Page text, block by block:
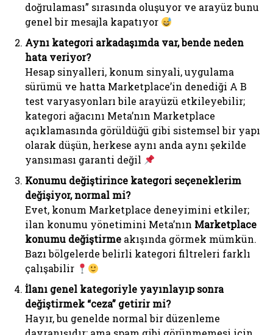
doğrulaması” sırasında oluşuyor ve arayüz bunu
genel bir mesajla kapatıyor
Aynı kategori arkadaşımda var, bende neden
hata veriyor?
Hesap sinyalleri, konum sinyali, uygulama
sürümü ve hatta Marketplace’in denediği A B
test varyasyonları bile arayüzü etkileyebilir;
kategori ağacını Meta’nın Marketplace
açıklamasında görüldüğü gibi sistemsel bir yapı
olarak düşün, herkese aynı anda aynı şekilde
yansıması garanti değil
Konumu değiştirince kategori seçeneklerim
değişiyor, normal mi?
Evet, konum Marketplace deneyimini etkiler;
ilan konumu yönetimini Meta’nın Marketplace
konumu değiştirme akışında görmek mümkün.
Bazı bölgelerde belirli kategori filtreleri farklı
çalışabilir
İlanı genel kategoriyle yayınlayıp sonra
değiştirmek “ceza” getirir mi?
Hayır, bu genelde normal bir düzenleme